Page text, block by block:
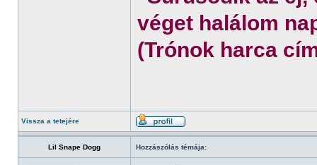
véget halálom
(Trónok harca
Vissza a tetejére
Lil Snape Dogg Hozzászólás témája: